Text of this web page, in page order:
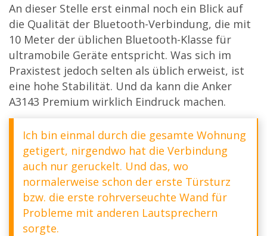
An dieser Stelle erst einmal noch ein Blick auf
die Qualität der Bluetooth-Verbindung, die mit
10 Meter der üblichen Bluetooth-Klasse für
ultramobile Geräte entspricht. Was sich im
Praxistest jedoch selten als üblich erweist, ist
eine hohe Stabilität. Und da kann die Anker
A3143 Premium wirklich Eindruck machen.
Ich bin einmal durch die gesamte Wohnung
getigert, nirgendwo hat die Verbindung
auch nur geruckelt. Und das, wo
normalerweise schon der erste Türsturz
bzw. die erste rohrverseuchte Wand für
Probleme mit anderen Lautsprechern
sorgte.